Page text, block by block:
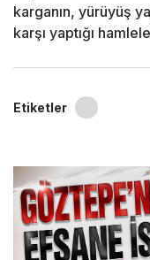
karganın, yürüyüş
karşı yaptığı
Etiketler